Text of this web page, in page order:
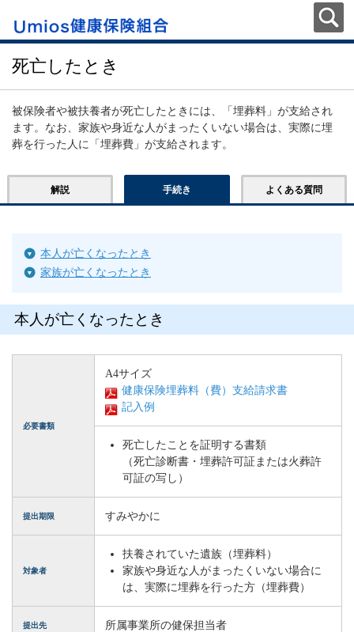
死亡したとき
被保険者や被扶養者が死亡したときには、「埋葬料」が支給され
ます。なお、家族や身近な人がまったくいない場合は、実際に埋
葬を行った人に「埋葬費」が支給されます。
解説 手続き よくある質問
本人が亡くなったとき
家族が亡くなったとき
本人が亡くなったとき
必要書類
A4サイズ
健康保険埋葬料（費）支給請求書
記入例
死亡したことを証明する書類
（死亡診断書・埋葬許可証または火葬許
可証の写し）
提出期限 すみやかに
対象者
扶養されていた遺族（埋葬料）
家族や身近な人がまったくいない場合に
は、実際に埋葬を行った方（埋葬費）
提出先 所属事業所の健保担当者